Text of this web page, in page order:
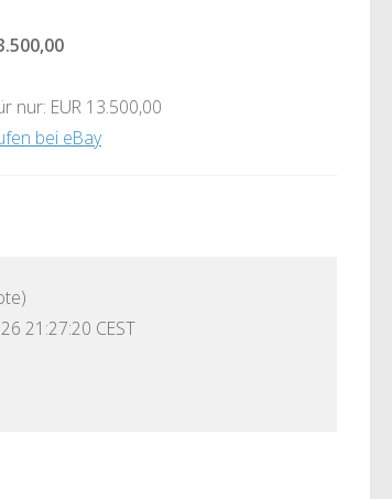
nur: EUR 13.500,00
bei eBay
21:27:20 CEST